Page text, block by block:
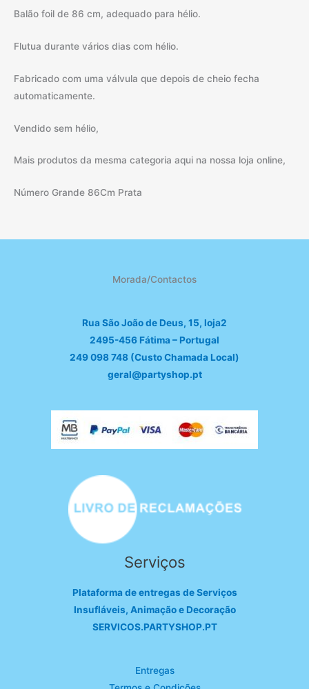
Balão foil de 86 cm, adequado para hélio.
Flutua durante vários dias com hélio.
Fabricado com uma válvula que depois de cheio fecha
automaticamente.
Vendido sem hélio,
Mais produtos da mesma categoria aqui na nossa loja online,
Número Grande 86Cm Prata
Morada/Contactos
Rua São João de Deus, 15, loja2
2495-456 Fátima – Portugal
249 098 748 (Custo Chamada Local)
geral@partyshop.pt
Serviços
Plataforma de entregas de Serviços
Insufláveis, Animação e Decoração
SERVICOS.PARTYSHOP.PT
Entregas